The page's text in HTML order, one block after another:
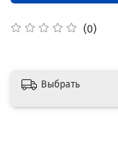
(0)
Выбрать